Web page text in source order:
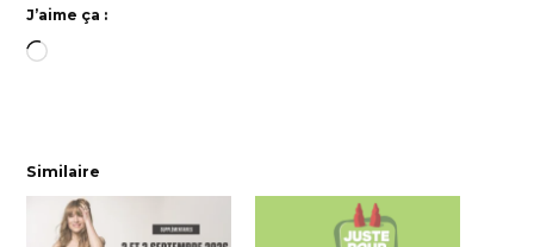
J’aime ça :
Chargement…
Similaire